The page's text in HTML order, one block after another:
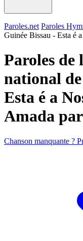
Paroles.net Paroles
Guinée Bissau - Esta é
Paroles de
national
Esta é a
Amada par
Chanson manquante ?